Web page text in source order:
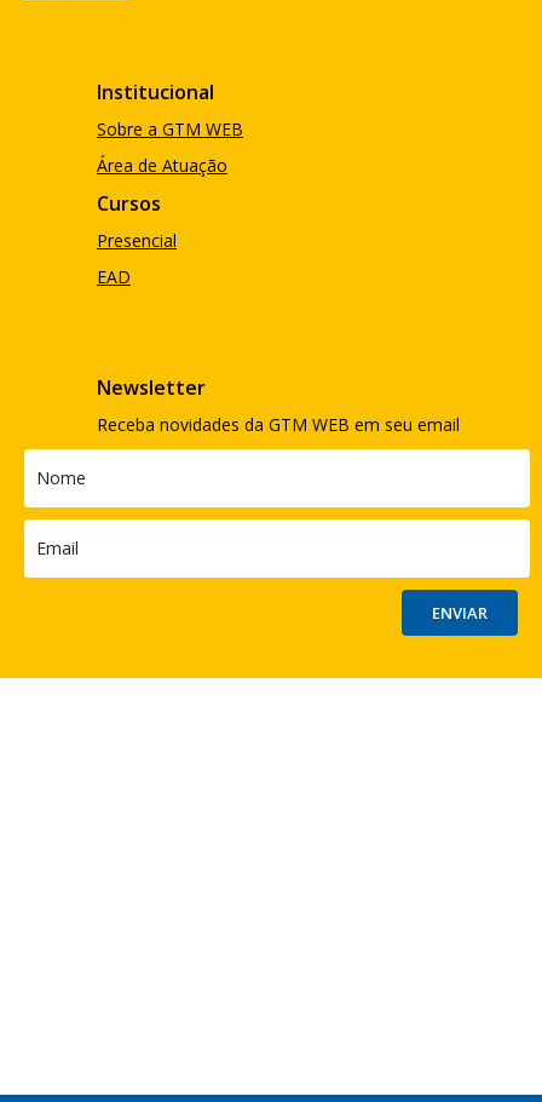
Institucional
Sobre a GTM WEB
Área de Atuação
Cursos
Presencial
EAD
Newsletter
Receba novidades da GTM WEB em seu email